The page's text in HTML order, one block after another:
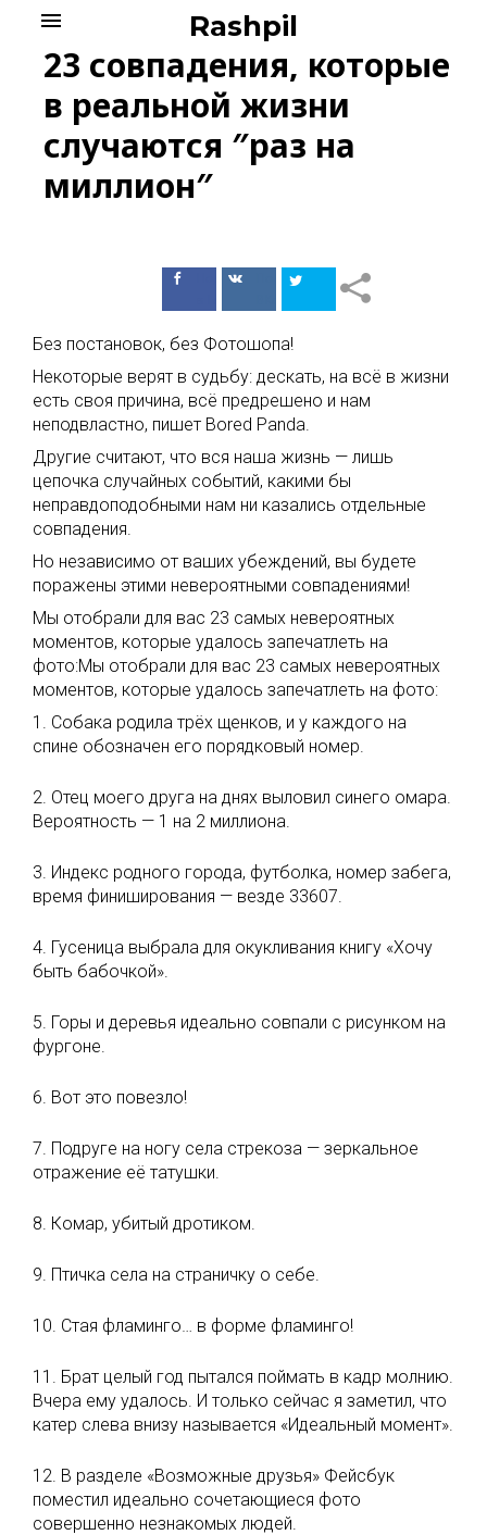
content
Rashpil
menu
23 совпадения, которые
в реальной жизни
случаются ″раз на
миллион″
ПоделитьсяПоделиться
Без постановок, без Фотошопа!
Некоторые верят в судьбу: дескать, на всё в жизни
есть своя причина, всё предрешено и нам
неподвластно, пишет Bored Panda.
Другие считают, что вся наша жизнь — лишь
цепочка случайных событий, какими бы
неправдоподобными нам ни казались отдельные
совпадения.
Но независимо от ваших убеждений, вы будете
поражены этими невероятными совпадениями!
Мы отобрали для вас 23 самых невероятных
моментов, которые удалось запечатлеть на
фото:Мы отобрали для вас 23 самых невероятных
моментов, которые удалось запечатлеть на фото:
1. Собака родила трёх щенков, и у каждого на
спине обозначен его порядковый номер.
2. Отец моего друга на днях выловил синего омара.
Вероятность — 1 на 2 миллиона.
3. Индекс родного города, футболка, номер забега,
время финиширования — везде 33607.
4. Гусеница выбрала для окукливания книгу «Хочу
быть бабочкой».
5. Горы и деревья идеально совпали с рисунком на
фургоне.
6. Вот это повезло!
7. Подруге на ногу села стрекоза — зеркальное
отражение её татушки.
8. Комар, убитый дротиком.
9. Птичка села на страничку о себе.
10. Стая фламинго… в форме фламинго!
11. Брат целый год пытался поймать в кадр молнию.
Вчера ему удалось. И только сейчас я заметил, что
катер слева внизу называется «Идеальный момент».
12. В разделе «Возможные друзья» Фейсбук
поместил идеально сочетающиеся фото
совершенно незнакомых людей.